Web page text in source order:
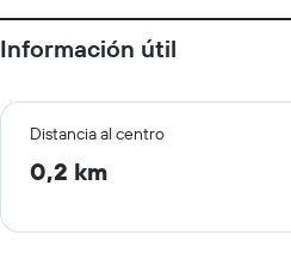
Información útil
Distancia al centro
0,2 km